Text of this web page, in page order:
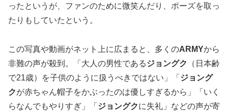
ったというが、ファンのために微笑んだり、ポーズを取っ
たりもしていたという。
この写真や動画がネット上に広まると、多くのARMYから
非難の声が殺到。「大人の男性であるジョングク
（日本齢
で21歳）を子供のように扱うべきではない」「 ジョング
クが赤ちゃん帽子をかぶったのは優しすぎるから」「いく
らなんでもやりすぎ」「 ジョングクに失礼」などの声が寄